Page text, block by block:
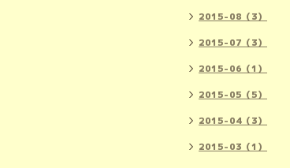
2015-08（3）
2015-07（3）
2015-06（1）
2015-05（5）
2015-04（3）
2015-03（1）